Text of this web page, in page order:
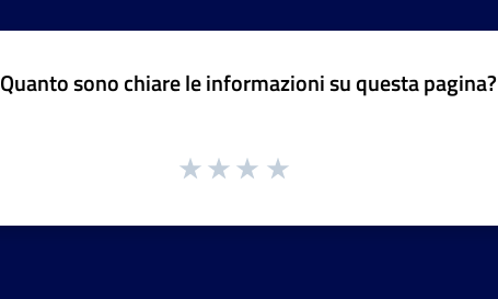
Quanto sono chiare le informazioni su questa pagina?